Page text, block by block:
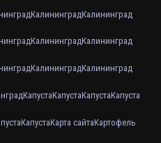
КалининградКалининград
КалининградКалининград
КалининградКалининград
КапустаКапустаКапустаКапуста
КапустаКарта сайтаКартофель